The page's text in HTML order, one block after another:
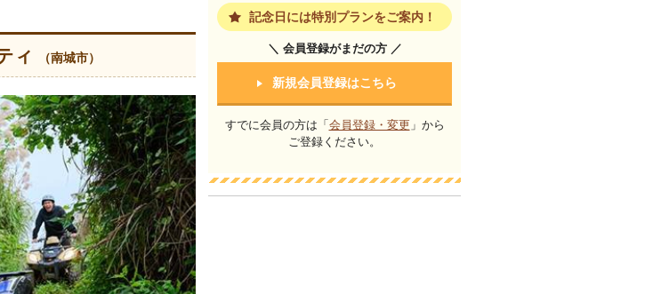
記念日には特別プランをご案内！
＼ 会員登録がまだの方 ／
新規会員登録はこちら
すでに会員の方は「 会員登録・変更 」から
ご登録ください。
ィ （南城市）